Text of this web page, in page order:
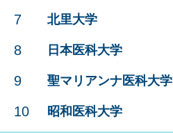
7 北里大学
8 日本医科大学
9 聖マリアンナ医科大学
10 昭和医科大学